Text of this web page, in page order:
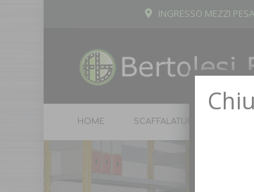
INGRESSO MEZZI
HOME SCAFFALATURE